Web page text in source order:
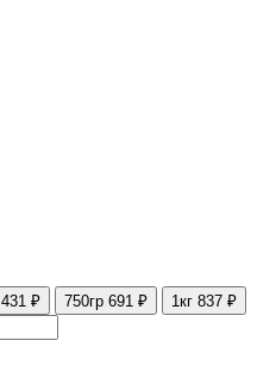
431 ₽ 750гр 691 ₽ 1кг 837 ₽